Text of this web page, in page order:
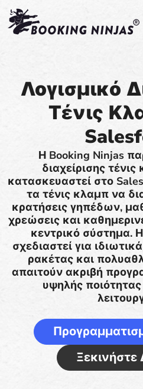
Λογισμικό
Τένις
Η Booking Ninjas
διαχείρισης
κατασκευαστεί στο
τα τένις κλαμπ να
κρατήσεις γηπέδων,
χρεώσεις και
κεντρικό σύστημα.
σχεδιαστεί για
ρακέτας και
απαιτούν ακριβή
υψηλής